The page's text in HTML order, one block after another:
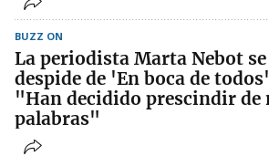
BUZZ ON
La periodista Marta Nebot se
despide de 'En boca de
"Han decidido prescindir de
palabras"